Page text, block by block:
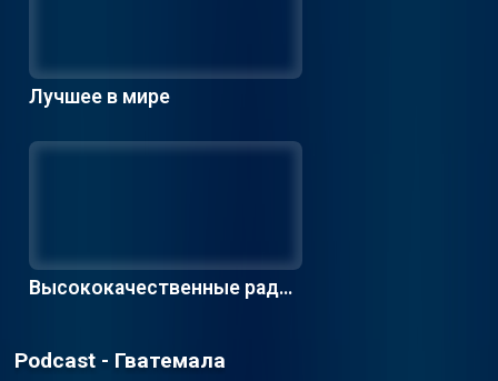
Лучшее в мире
Высококачественные радио
Podcast - Гватемала